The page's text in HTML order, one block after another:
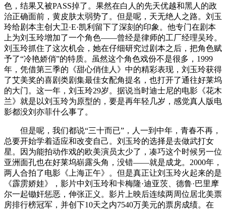
色，结果又被PASS掉了。果然在白人的先天优越和黑人的政
治正确面前，黄皮肤太弱势了。但是呢，天无绝人之路。刘玉
玲给剧本主创大卫·E·凯利留下了深刻的印象。他专门在剧本
上为刘玉玲增加了一个角色——曾经是律师的工厂经理吴玲。
刘玉玲抓住了这次机会，她在仔细研究过剧本之后，把角色赋
予了“冷艳娇俏”的特质。虽然这个角色戏份不是很多，1999
年，凭借第三季的《甜心俏佳人》中的精彩表现，刘玉玲获得
了艾美奖的喜剧类剧集最佳女配角提名，也打开了通往好莱坞
的大门。这一年，刘玉玲29岁。据说当时迪士尼的电影《花木
兰》就是以刘玉玲为原型的，要是再年轻几岁，感觉真人版电
影都没刘亦菲什么事了。
但是呢，我们都说“三十而已”，人一到中年，青春不再，
总要开始学着适应和改变自己。刘玉玲的选择是去做武打女
星。因为能拍动作戏的欧美演员太少了，凑巧这个时候另一位
亚洲面孔也在好莱坞崭露头角，没错——就是成龙。2000年，
两人合拍了电影《上海正午》。但是真正让刘玉玲火起来的是
《霹雳娇娃》，影片中刘玉玲和卡梅隆·迪亚茨、德鲁·巴里摩
尔一起锄奸惩恶，伸张正义。影片上映后连续两周位居北美票
房排行榜冠军，并创下10天之内7540万美元的票房成绩。在